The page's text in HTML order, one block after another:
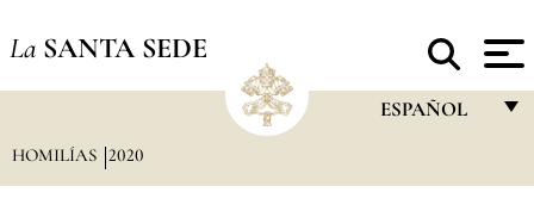
La SANTA SEDE
ESPAÑOL
HOMILÍAS 2020